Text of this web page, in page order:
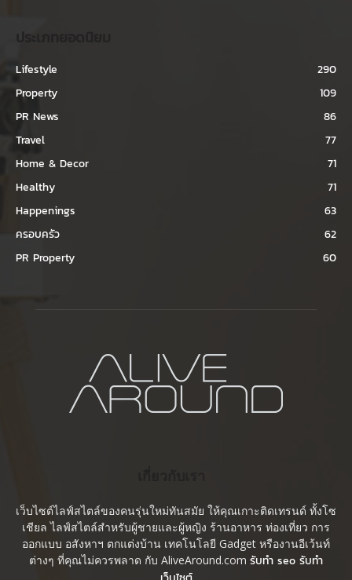
Lifestyle
290
Property
109
PR News
86
Travel
77
Home & Decor
71
Healthy
71
Happenings
63
ครอบครัว
62
PR Property
60
เว็บไซต์ไลฟ์สไตล์ของคนรุ่นใหม่ทันสมัย ให้คุณเกาะติดเทรนด์ ทั้งโซ
เชียล ไลฟ์สไตล์สำหรับผู้ชายและผู้หญิง ร้านอาหาร ท่องเที่ยว การ
ออกแบบ อสังหาฯ ตกแต่งบ้าน เทคโนโลยี Gadget หรืองานอีเว้นท์
ต่างๆ ที่คุณไม่ควรพลาด กับ AliveAround.com รับทำ seo รับทำ